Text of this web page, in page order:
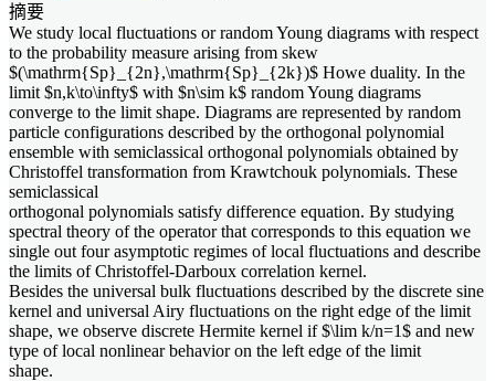
摘要
We study local fluctuations or random Young diagrams with respect
to the probability measure arising from skew
$(\mathrm{Sp}_{2n},\mathrm{Sp}_{2k})$ Howe duality. In the
limit $n,k\to\infty$ with $n\sim k$ random Young diagrams
converge to the limit shape. Diagrams are represented by random
particle configurations described by the orthogonal polynomial
ensemble with semiclassical orthogonal polynomials obtained by
Christoffel transformation from Krawtchouk polynomials. These
semiclassical
orthogonal polynomials satisfy difference equation. By studying
spectral theory of the operator that corresponds to this equation we
single out four asymptotic regimes of local fluctuations and describe
the limits of Christoffel-Darboux correlation kernel.
Besides the universal bulk fluctuations described by the discrete sine
kernel and universal Airy fluctuations on the right edge of the limit
shape, we observe discrete Hermite kernel if $\lim k/n=1$ and new
type of local nonlinear behavior on the left edge of the limit
shape.